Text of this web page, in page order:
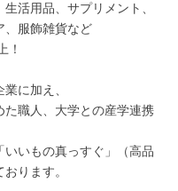
活用品、サプリメント、
、服飾雑貨など
！
に加え、
た職人、大学との産学連携
いもの真っすぐ」（高品
ります。